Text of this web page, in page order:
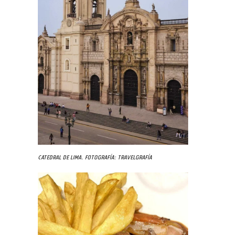
Catedral de Lima. Fotografía: Travelgrafía